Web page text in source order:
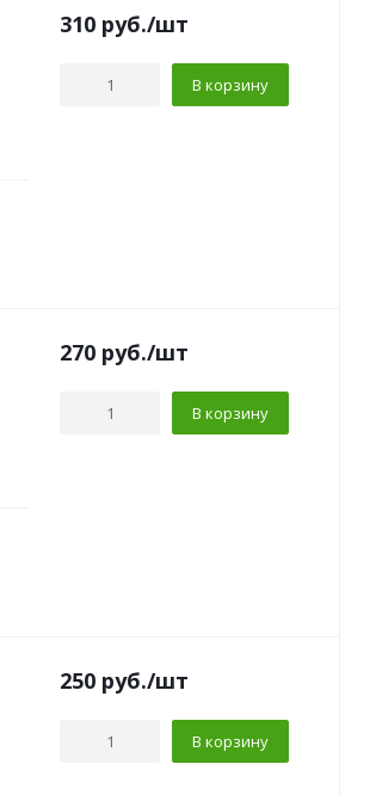
310 руб./шт
В корзину
270 руб./шт
В корзину
250 руб./шт
В корзину